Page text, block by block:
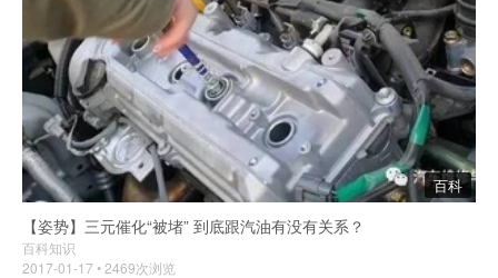
百科
【姿势】三元催化“被堵” 到底跟汽油有没有关系？
百科知识
2017-01-17 • 2469次浏览